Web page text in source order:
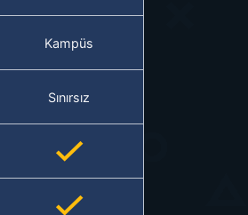
Kampüs
Sınırsız